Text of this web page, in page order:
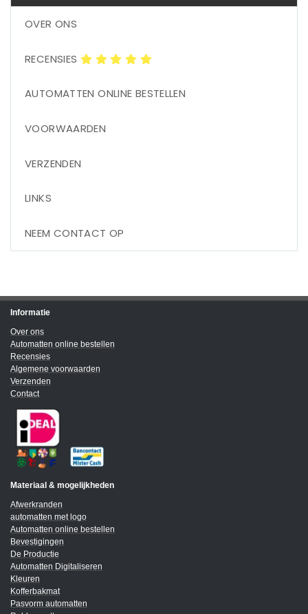
OVER ONS
RECENSIES
AUTOMATTEN ONLINE BESTELLEN
VOORWAARDEN
VERZENDEN
LINKS
NEEM CONTACT OP
Informatie
Over ons
Automatten online bestellen
Recensies
Algemene voorwaarden
Verzenden
Contact
Materiaal & mogelijkheden
Afwerkranden
automatten met logo
Automatten online bestellen
Bevestigingen
De Productie
Automatten Digitaliseren
Kleuren
Kofferbakmat
Pasvorm automatten